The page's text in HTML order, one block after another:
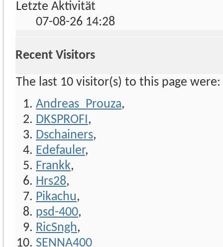
Letzte Aktivität
07-08-26 14:28
Recent Visitors
The last 10 visitor(s) to this page were:
Andreas_Prouza,
DKSPROFI ,
Dschainers,
Edefauler,
Frankk,
Hrs28,
Pikachu,
psd-400,
RicSngh,
SENNA400